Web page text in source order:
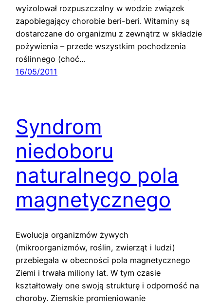
wyizolował rozpuszczalny w wodzie związek
zapobiegający chorobie beri-beri. Witaminy są
dostarczane do organizmu z zewnątrz w składzie
pożywienia – przede wszystkim pochodzenia
roślinnego (choć…
16/05/2011
Syndrom
niedoboru
naturalnego pola
magnetycznego
Ewolucja organizmów żywych
(mikroorganizmów, roślin, zwierząt i ludzi)
przebiegała w obecności pola magnetycznego
Ziemi i trwała miliony lat. W tym czasie
kształtowały one swoją strukturę i odporność na
choroby. Ziemskie promieniowanie